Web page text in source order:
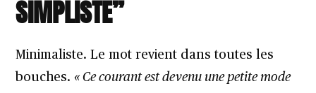
SIMPLISTE”
Minimaliste. Le mot revient dans toutes les
bouches. « Ce courant est devenu une petite mode